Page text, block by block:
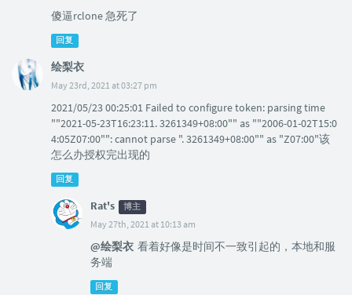
傻逼rclone 急死了
回复
绘梨衣
May 23rd, 2021 at 03:27 pm
2021/05/23 00:25:01 Failed to configure token: parsing time
""2021-05-23T16:23:11. 3261349+08:00"" as ""2006-01-02T15:0
4:05Z07:00"": cannot parse ". 3261349+08:00"" as "Z07:00"该
怎么办授权完出现的
回复
Rat's 博主
May 27th, 2021 at 10:13 am
@绘梨衣 看着好像是时间不一致引起的，本地和服
务端
回复